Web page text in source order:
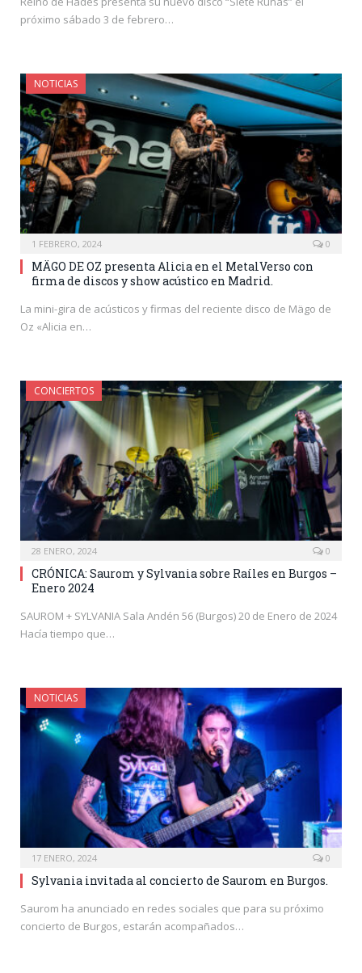
próximo sábado 3 de febrero…
NOTICIAS
1 FEBRERO, 2024 0
MÄGO DE OZ presenta Alicia en el MetalVerso con
firma de discos y show acústico en Madrid.
La mini-gira de acústicos y firmas del reciente disco de Mägo de
Oz «Alicia en…
CONCIERTOS
28 ENERO, 2024 0
CRÓNICA: Saurom y Sylvania sobre Raíles en Burgos –
Enero 2024
SAUROM + SYLVANIA Sala Andén 56 (Burgos) 20 de Enero de 2024
Hacía tiempo que…
NOTICIAS
17 ENERO, 2024 0
Sylvania invitada al concierto de Saurom en Burgos.
Saurom ha anunciado en redes sociales que para su próximo
concierto de Burgos, estarán acompañados…